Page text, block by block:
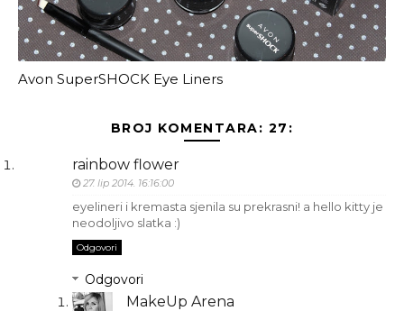
Avon SuperSHOCK Eye Liners
BROJ KOMENTARA: 27:
rainbow flower
27. lip 2014. 16:16:00
eyelineri i kremasta sjenila su prekrasni! a hello kitty je
neodoljivo slatka :)
Odgovori
Odgovori
MakeUp Arena